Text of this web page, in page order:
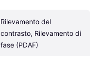
Rilevamento del
contrasto, Rilevamento di
fase (PDAF)